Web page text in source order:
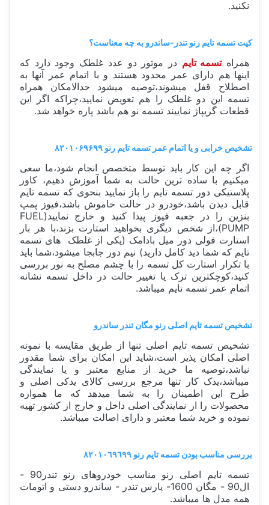
نکنید.
کیت تسمه تایم رنو تندر-ساندرو به چه معناست؟
همراهتسمه تایم در موتور دو عدد غلطک وجود دارد که
اینها هم دارای عمر محدود هستند و با اتمام عمر آنها به
اصطلاح قفل میشوند،توصیه میشود حدالامکان همراه
تسمه این دو غلطک را هم تعویض نمایید،چراکه اگر این
قطعات گریپاژ نماییند تسمه نو هم باشد پاره خواهد شد.
تشخیص خرابی و یا اتمام عمر تسمه تایم رنو ۸۲۰۱۰۶۹۶۹۹
اگر چه این کار باید توسط متخصص انجام شود،ما سعی
میکنیم با ساده ترین حالت به شما آموزش دهیم، کاور
پلاستیکی دور تسمه تایم را باز نمایید بنحوی که تسمه تایم
قابل دیدن باشد،خودرو در حالت خاموش باشد،فیوز پمپ
بنزین را در جعبه فیوز پیدا کنید و خارج نمایید(FUEL
PUMP)،از شخص دیگری بخواهید استارت بزند،با هر بار
استارت فولی دور میل بادامک (یکی از غلطک های تسمه
تایم که شما دید کامل دارید) نیم دور جابجا میشود،شما باید
با تکرار استارت کل تسمه را با چشم مصلح به نور بررسی
کنید،کوچکترین ترک یا تغییر حالت در داخل تسمه نشانه
اتمام عمر تسمه تایم میباشد.
تشخیص تسمه تایم اصلی رنو مگان تندر ساندرو
تشخیص تسمه تایم اصلی تنها از طریق مقایسه با نمونه
اصلی امکان پذیر است،شاید این امکان برای شما مقدور
نباشد،توصیه ما خرید از منابع معتبر و یا نمایندگی
میباشد،یدک کار تنها مرجع بررسی کالای یدکی اصلی و
طرح این اطمینان را به شما میدهد که ما همواره
محصولات را از نمایندگی اصلی داخل و خارج از کشور تهیه
نموده و خرید شما معتبر و دارای اصالت میباشد.
بررسی مناسب بودن تسمه تایم رنو ٨٢٠١٠٦٩٦٩٩
تسمه تایم اصلی رنو مناسب خودروهای رنو تندر90 -
ال90 - مگان 1600- پارس تندر - ساندرو دستی و اتومات
همه مدل ها میباشد.